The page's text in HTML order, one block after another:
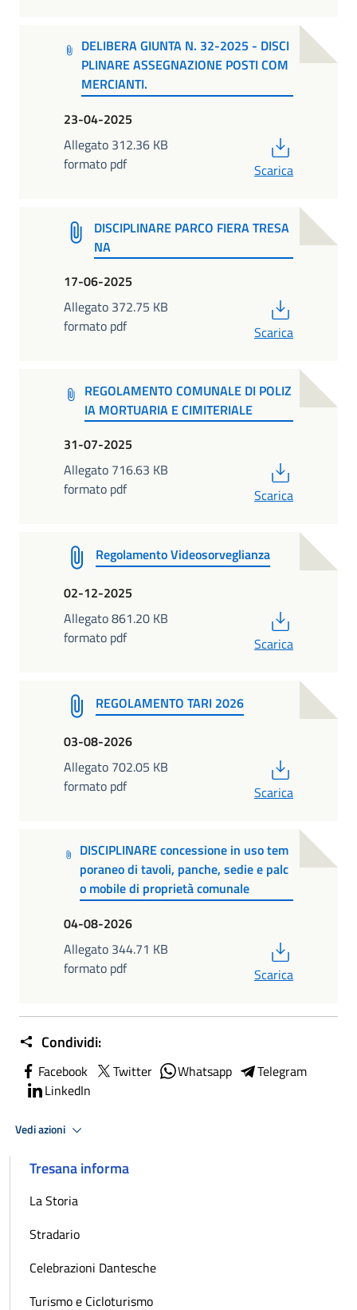
DELIBERA GIUNTA N. 32-2025 - DISCI
PLINARE ASSEGNAZIONE POSTI COM
MERCIANTI.
23-04-2025
Allegato 312.36 KB
formato pdf
Scarica
DISCIPLINARE PARCO FIERA TRESA
NA
17-06-2025
Allegato 372.75 KB
formato pdf
Scarica
REGOLAMENTO COMUNALE DI POLIZ
IA MORTUARIA E CIMITERIALE
31-07-2025
Allegato 716.63 KB
formato pdf
Scarica
Regolamento Videosorveglianza
02-12-2025
Allegato 861.20 KB
formato pdf
Scarica
REGOLAMENTO TARI 2026
03-08-2026
Allegato 702.05 KB
formato pdf
Scarica
DISCIPLINARE concessione in uso tem
poraneo di tavoli, panche, sedie e palc
o mobile di proprietà comunale
04-08-2026
Allegato 344.71 KB
formato pdf
Scarica
Condividi:
Facebook Twitter Whatsapp
Telegram
LinkedIn
Vedi azioni
Tresana informa
La Storia
Stradario
Celebrazioni Dantesche
Turismo e Cicloturismo